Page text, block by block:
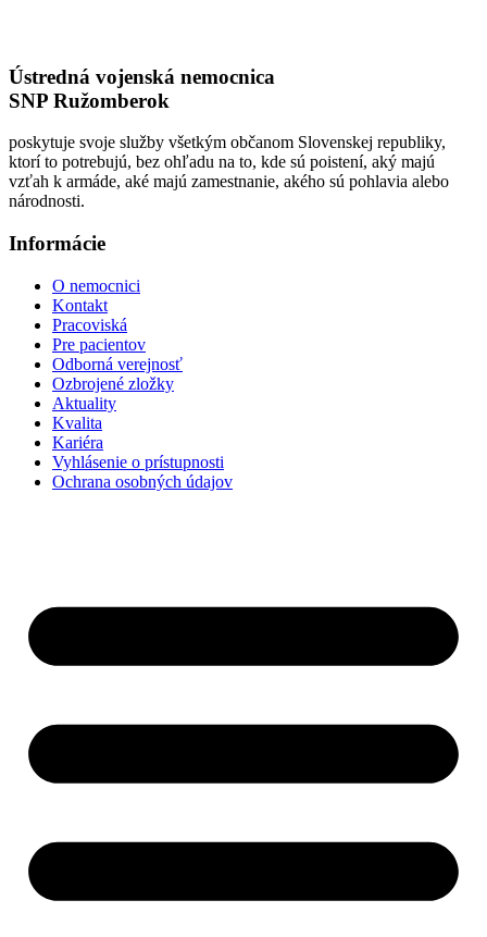
Ústredná vojenská nemocnica
SNP Ružomberok
poskytuje svoje služby všetkým občanom Slovenskej republiky,
ktorí to potrebujú, bez ohľadu na to, kde sú poistení, aký majú
vzťah k armáde, aké majú zamestnanie, akého sú pohlavia alebo
národnosti.
Informácie
O nemocnici
Kontakt
Pracoviská
Pre pacientov
Odborná verejnosť
Ozbrojené zložky
Aktuality
Kvalita
Kariéra
Vyhlásenie o prístupnosti
Ochrana osobných údajov